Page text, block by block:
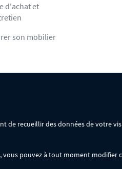
d'achat et
son mobilier
données personnelles
de recueillir des données de votre
pouvez à tout moment modifier